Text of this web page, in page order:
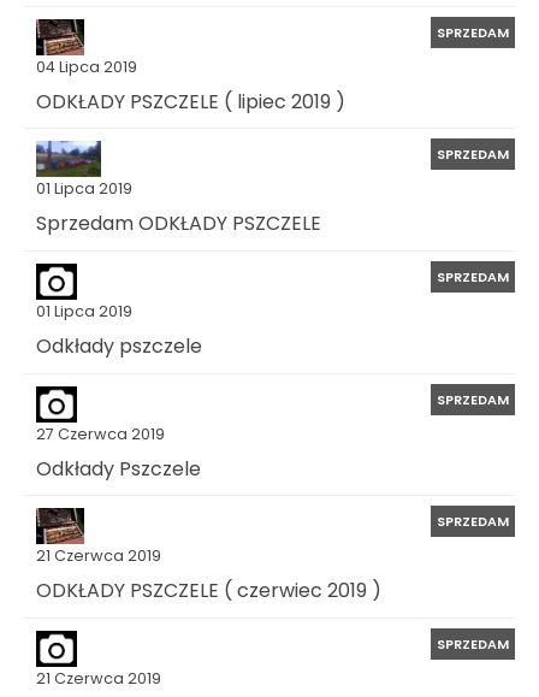
04 Lipca 2019
SPRZEDAM
ODKŁADY PSZCZELE ( lipiec 2019 )
01 Lipca 2019
SPRZEDAM
Sprzedam ODKŁADY PSZCZELE
01 Lipca 2019
SPRZEDAM
Odkłady pszczele
27 Czerwca 2019
SPRZEDAM
Odkłady Pszczele
21 Czerwca 2019
SPRZEDAM
ODKŁADY PSZCZELE ( czerwiec 2019 )
21 Czerwca 2019
SPRZEDAM